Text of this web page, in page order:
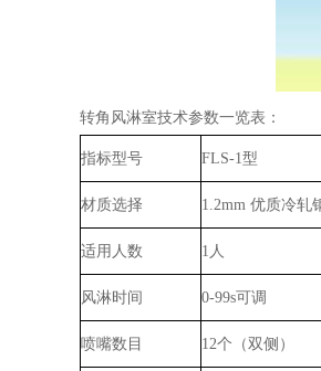
转角风淋室技术参数一览表：
指标型号 FLS-1型
材质选择 1.2mm 优质冷轧
适用人数 1人
风淋时间 0-99s可调
喷嘴数目 12个（双侧）